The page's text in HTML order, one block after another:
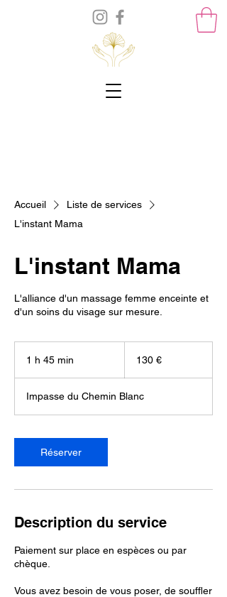
Accueil
Liste de services
L'instant Mama
L'instant Mama
L'alliance d'un massage femme enceinte et
d'un soins du visage sur mesure.
1 h 45 min
m
i
130 €
Impasse du Chemin Blanc
Réserver
Description du service
Paiement sur place en espèces ou par
chèque.
Vous avez besoin de vous poser, de souffler